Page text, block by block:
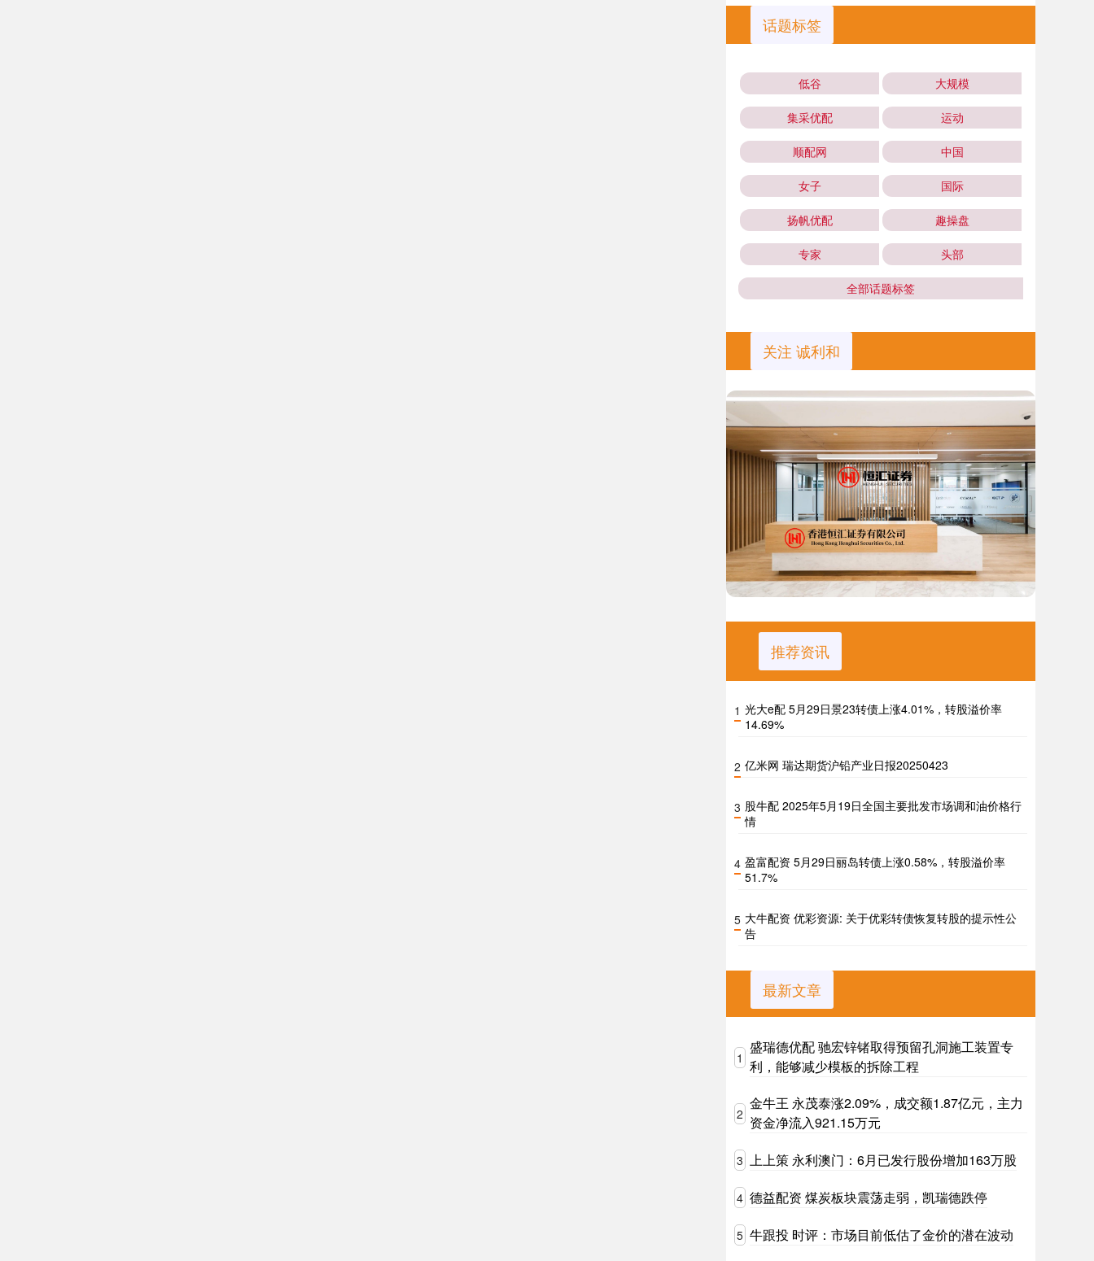
话题标签
低谷 大规模
集采优配 运动
顺配网 中国
女子 国际
扬帆优配 趣操盘
专家 头部
全部话题标签
关注 诚利和
推荐资讯
1 光大e配 5月29日景23转债上涨4.01%，转股溢价率
14.69%
2 亿米网 瑞达期货沪铅产业日报20250423
3 股牛配 2025年5月19日全国主要批发市场调和油价格行
情
4 盈富配资 5月29日丽岛转债上涨0.58%，转股溢价率
51.7%
5 大牛配资 优彩资源: 关于优彩转债恢复转股的提示性公
告
最新文章
1
盛瑞德优配 驰宏锌锗取得预留孔洞施工装置专
利，能够减少模板的拆除工程
2
金牛王 永茂泰涨2.09%，成交额1.87亿元，主力
资金净流入921.15万元
3 上上策 永利澳门：6月已发行股份增加163万股
4 德益配资 煤炭板块震荡走弱，凯瑞德跌停
5 牛跟投 时评：市场目前低估了金价的潜在波动